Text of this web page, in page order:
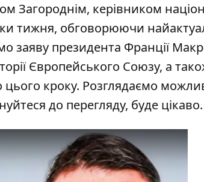
Загороднім, керівником
тижня, обговорюючи
заяву президента Франції
Європейського Союзу, а
цього кроку. Розглядаємо
до перегляду, буде цікаво.